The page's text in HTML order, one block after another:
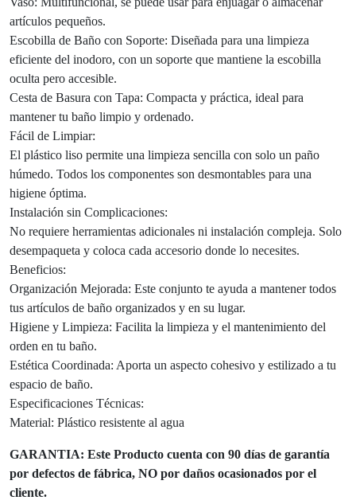
artículos pequeños.
Escobilla de Baño con Soporte: Diseñada para una limpieza
eficiente del inodoro, con un soporte que mantiene la escobilla
oculta pero accesible.
Cesta de Basura con Tapa: Compacta y práctica, ideal para
mantener tu baño limpio y ordenado.
Fácil de Limpiar:
El plástico liso permite una limpieza sencilla con solo un paño
húmedo. Todos los componentes son desmontables para una
higiene óptima.
Instalación sin Complicaciones:
No requiere herramientas adicionales ni instalación compleja. Solo
desempaqueta y coloca cada accesorio donde lo necesites.
Beneficios:
Organización Mejorada: Este conjunto te ayuda a mantener todos
tus artículos de baño organizados y en su lugar.
Higiene y Limpieza: Facilita la limpieza y el mantenimiento del
orden en tu baño.
Estética Coordinada: Aporta un aspecto cohesivo y estilizado a tu
espacio de baño.
Especificaciones Técnicas:
Material: Plástico resistente al agua
GARANTIA: Este Producto cuenta con 90 días de garantía
por defectos de fábrica, NO por daños ocasionados por el
cliente.